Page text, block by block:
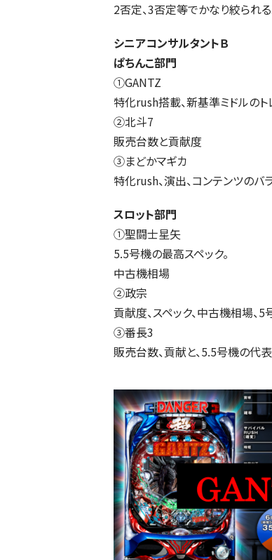
2否定、3否定等でかなり絞られる
シニアコンサルタントＢ
ぱちんこ部門
①GANTZ
特化rush搭載、新基準ミドルのト
②北斗7
販売台数と貢献度
③まどかマギカ
特化rush、演出、コンテンツのバ
スロット部門
①聖闘士星矢
5.5号機の最高スペック。
中古機相場
②政宗
貢献度、スペック、中古機相場、
③番長3
販売台数、貢献と、5.5号機の代